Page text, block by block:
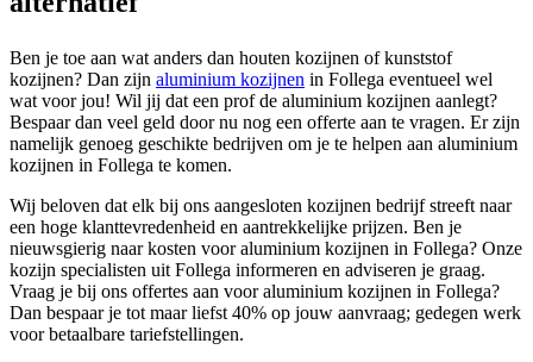
Ben je toe aan wat anders dan houten kozijnen of kunststof
kozijnen? Dan zijn aluminium kozijnen in Follega eventueel wel
wat voor jou! Wil jij dat een prof de aluminium kozijnen aanlegt?
Bespaar dan veel geld door nu nog een offerte aan te vragen. Er zijn
namelijk genoeg geschikte bedrijven om je te helpen aan aluminium
kozijnen in Follega te komen.
Wij beloven dat elk bij ons aangesloten kozijnen bedrijf streeft naar
een hoge klanttevredenheid en aantrekkelijke prijzen. Ben je
nieuwsgierig naar kosten voor aluminium kozijnen in Follega? Onze
kozijn specialisten uit Follega informeren en adviseren je graag.
Vraag je bij ons offertes aan voor aluminium kozijnen in Follega?
Dan bespaar je tot maar liefst 40% op jouw aanvraag; gedegen werk
voor betaalbare tariefstellingen.